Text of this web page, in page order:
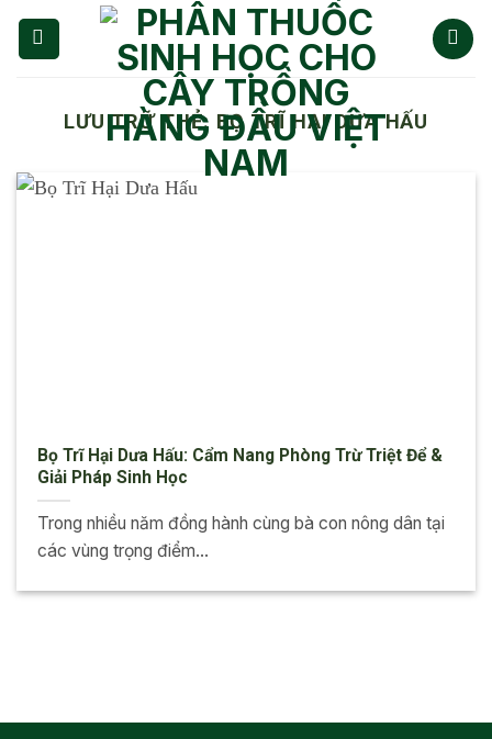
Chuyển
đến
LƯU TRỮ THẺ: BỌ TRĨ HẠI DƯA HẤU
Bọ Trĩ Hại Dưa Hấu: Cẩm Nang Phòng Trừ Triệt Để &
Giải Pháp Sinh Học
Trong nhiều năm đồng hành cùng bà con nông dân tại
các vùng trọng điểm...